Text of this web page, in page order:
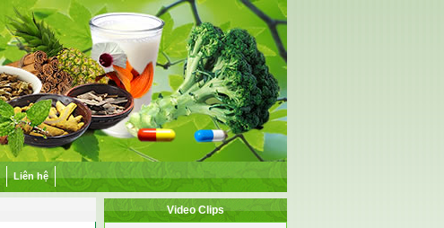
Liên hệ
Video Clips